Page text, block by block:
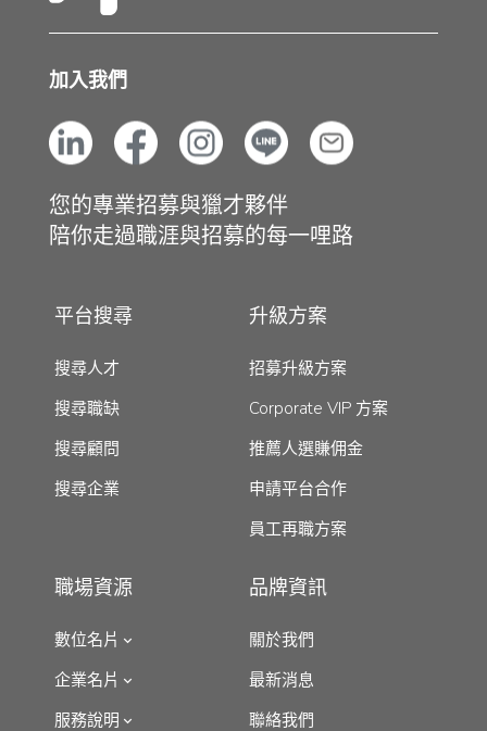
加入我們
您的專業招募與獵才夥伴
陪你走過職涯與招募的每一哩路
平台搜尋
搜尋人才
搜尋職缺
搜尋顧問
搜尋企業
升級方案
招募升級方案
Corporate VIP 方案
推薦人選賺佣金
申請平台合作
員工再職方案
職場資源
數位名片
企業名片
服務說明
品牌資訊
關於我們
最新消息
聯絡我們